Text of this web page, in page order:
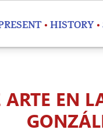
HISTORY
EN